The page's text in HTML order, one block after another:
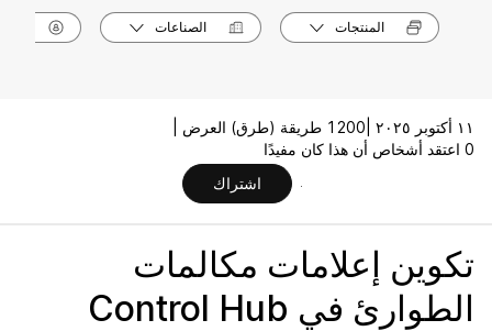
المنتجات الصناعات
١١ أكتوبر ٢٠٢٥ |
1200 طريقة (طرق) العرض |
0 اعتقد أشخاص أن هذا كان مفيدًا
اشتراك
تكوين إعلامات مكالمات
الطوارئ في Control Hub